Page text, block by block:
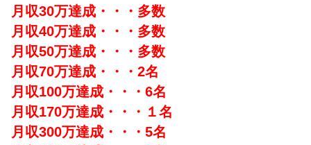
月収30万達成・・・多数
月収40万達成・・・多数
月収50万達成・・・多数
月収70万達成・・・2名
月収100万達成・・・6名
月収170万達成・・・１名
月収300万達成・・・5名